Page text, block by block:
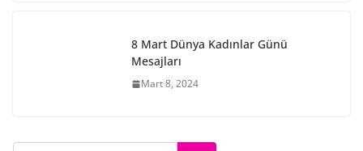
8 Mart Dünya Kadınlar Günü
Mesajları
Mart 8, 2024